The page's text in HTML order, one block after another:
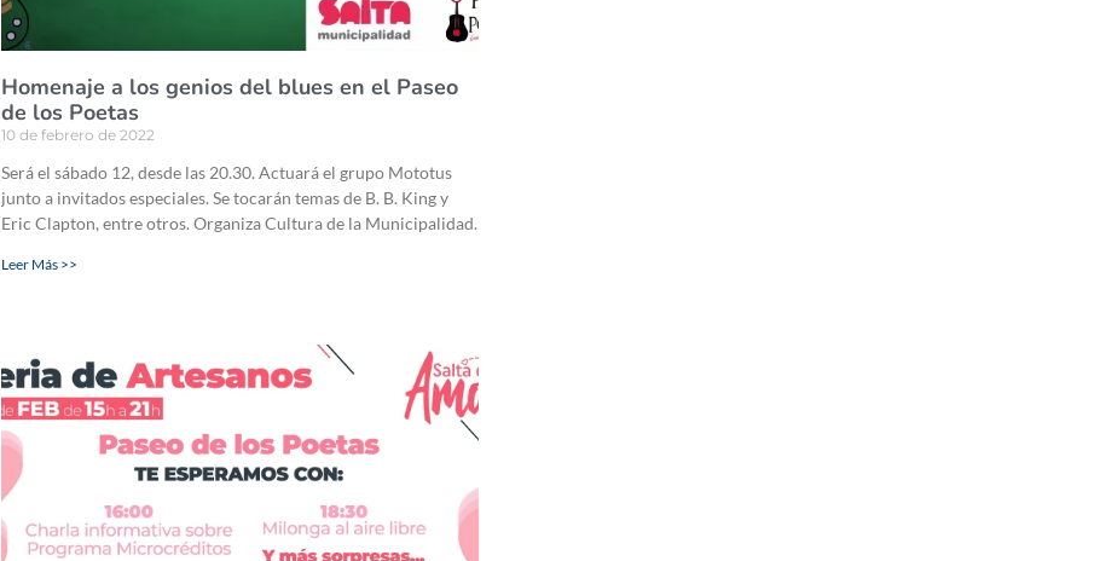
Homenaje a los genios del blues en el Paseo
de los Poetas
10 de febrero de 2022
Será el sábado 12, desde las 20.30. Actuará el grupo Mototus
junto a invitados especiales. Se tocarán temas de B. B. King y
Eric Clapton, entre otros. Organiza Cultura de la Municipalidad.
Leer Más >>